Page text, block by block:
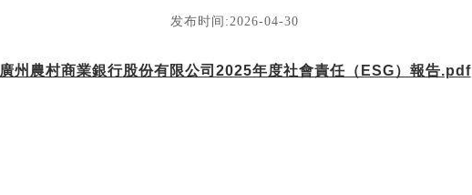
发布时间:2026-04-30
廣州農村商業銀行股份有限公司2025年度社會責任（ESG）報告.pdf